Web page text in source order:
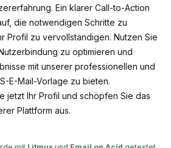
Ein klarer Call-to-Action
die notwendigen Schritte zu
Profil zu vervollständigen. Nutzen Sie
zu optimieren und
mit unserer professionellen und
E-Mail-Vorlage zu bieten.
jetzt Ihr Profil und schöpfen Sie das
Plattform aus.